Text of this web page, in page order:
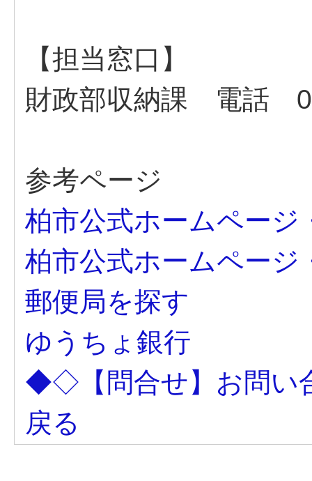
【担当窓口】
財政部収納課 電話
参考ページ
柏市公式ホームページ
柏市公式ホームペー
郵便局を探す
ゆうちょ銀行
◆◇【問合せ】お問い
戻る